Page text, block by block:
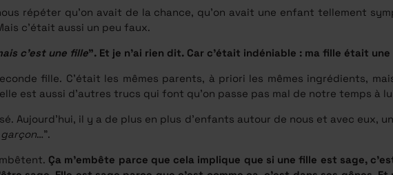
répéter qu’on avait de la chance, qu’on avait une enfant tellement
c’était aussi un peu faux.
c’est une fille”. Et je n’ai rien dit. Car c’était indéniable : ma fille était
fille. C’était les mêmes parents, à priori les mêmes ingrédients,
est aussi d’autres trucs qui font qu’on passe pas mal de notre temps à
Aujourd’hui, il y a de plus en plus d’enfants autour de nous et avec eux,
garçon…”.
Ça m’embête parce que cela implique que si une fille est sage,